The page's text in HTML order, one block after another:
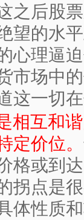
之后股
望的水
心理逼
市场中
这一切
相互和
定价位。
格或到
拐点是
体性质